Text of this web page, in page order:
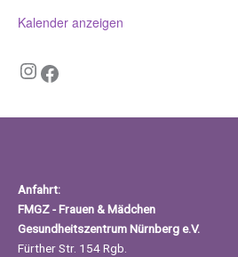
Kalender anzeigen
InstagramFacebook
Anfahrt:
FMGZ - Frauen & Mädchen
Gesundheitszentrum Nürnberg e.V.
Fürther Str. 154 Rgb.